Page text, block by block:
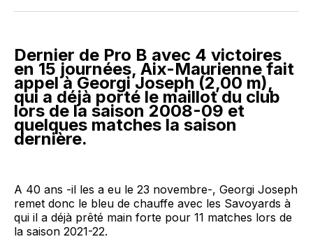
Facebook
LinkedInWhatsApp
Courriel
Dernier de Pro B avec 4 victoires
en 15 journées, Aix-Maurienne fait
appel à Georgi Joseph (2,00 m),
qui a déjà porté le maillot du club
lors de la saison 2008-09 et
quelques matches la saison
dernière.
A 40 ans -il les a eu le 23 novembre-, Georgi Joseph
remet donc le bleu de chauffe avec les Savoyards à
qui il a déjà prêté main forte pour 11 matches lors de
la saison 2021-22.